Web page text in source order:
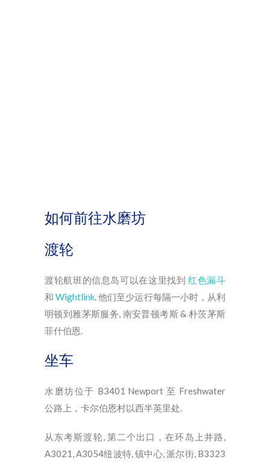
如何前往水磨坊
渡轮
渡轮航班的信息岛可以在这里找到红色漏斗
和Wightlink. 他们至少运行每隔一小时，从利
明顿到雅茅斯服务, 南安普顿考斯 & 朴茨茅斯
菲什伯恩.
坐车
水磨坊位于 B3401 Newport 至 Freshwater
公路上，卡尔伯恩村以西半英里处.
从东考斯渡轮, 第二个出口，在环岛上井路,
A3021, A3054纽波特, 镇中心, 派尔街, B3323